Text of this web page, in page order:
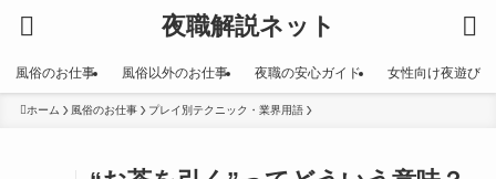
夜職解説ネット
風俗のお仕事 風俗以外のお仕事 夜職の安心ガイド 女性向け夜遊び
ホーム 風俗のお仕事 プレイ別テクニック・業界用語